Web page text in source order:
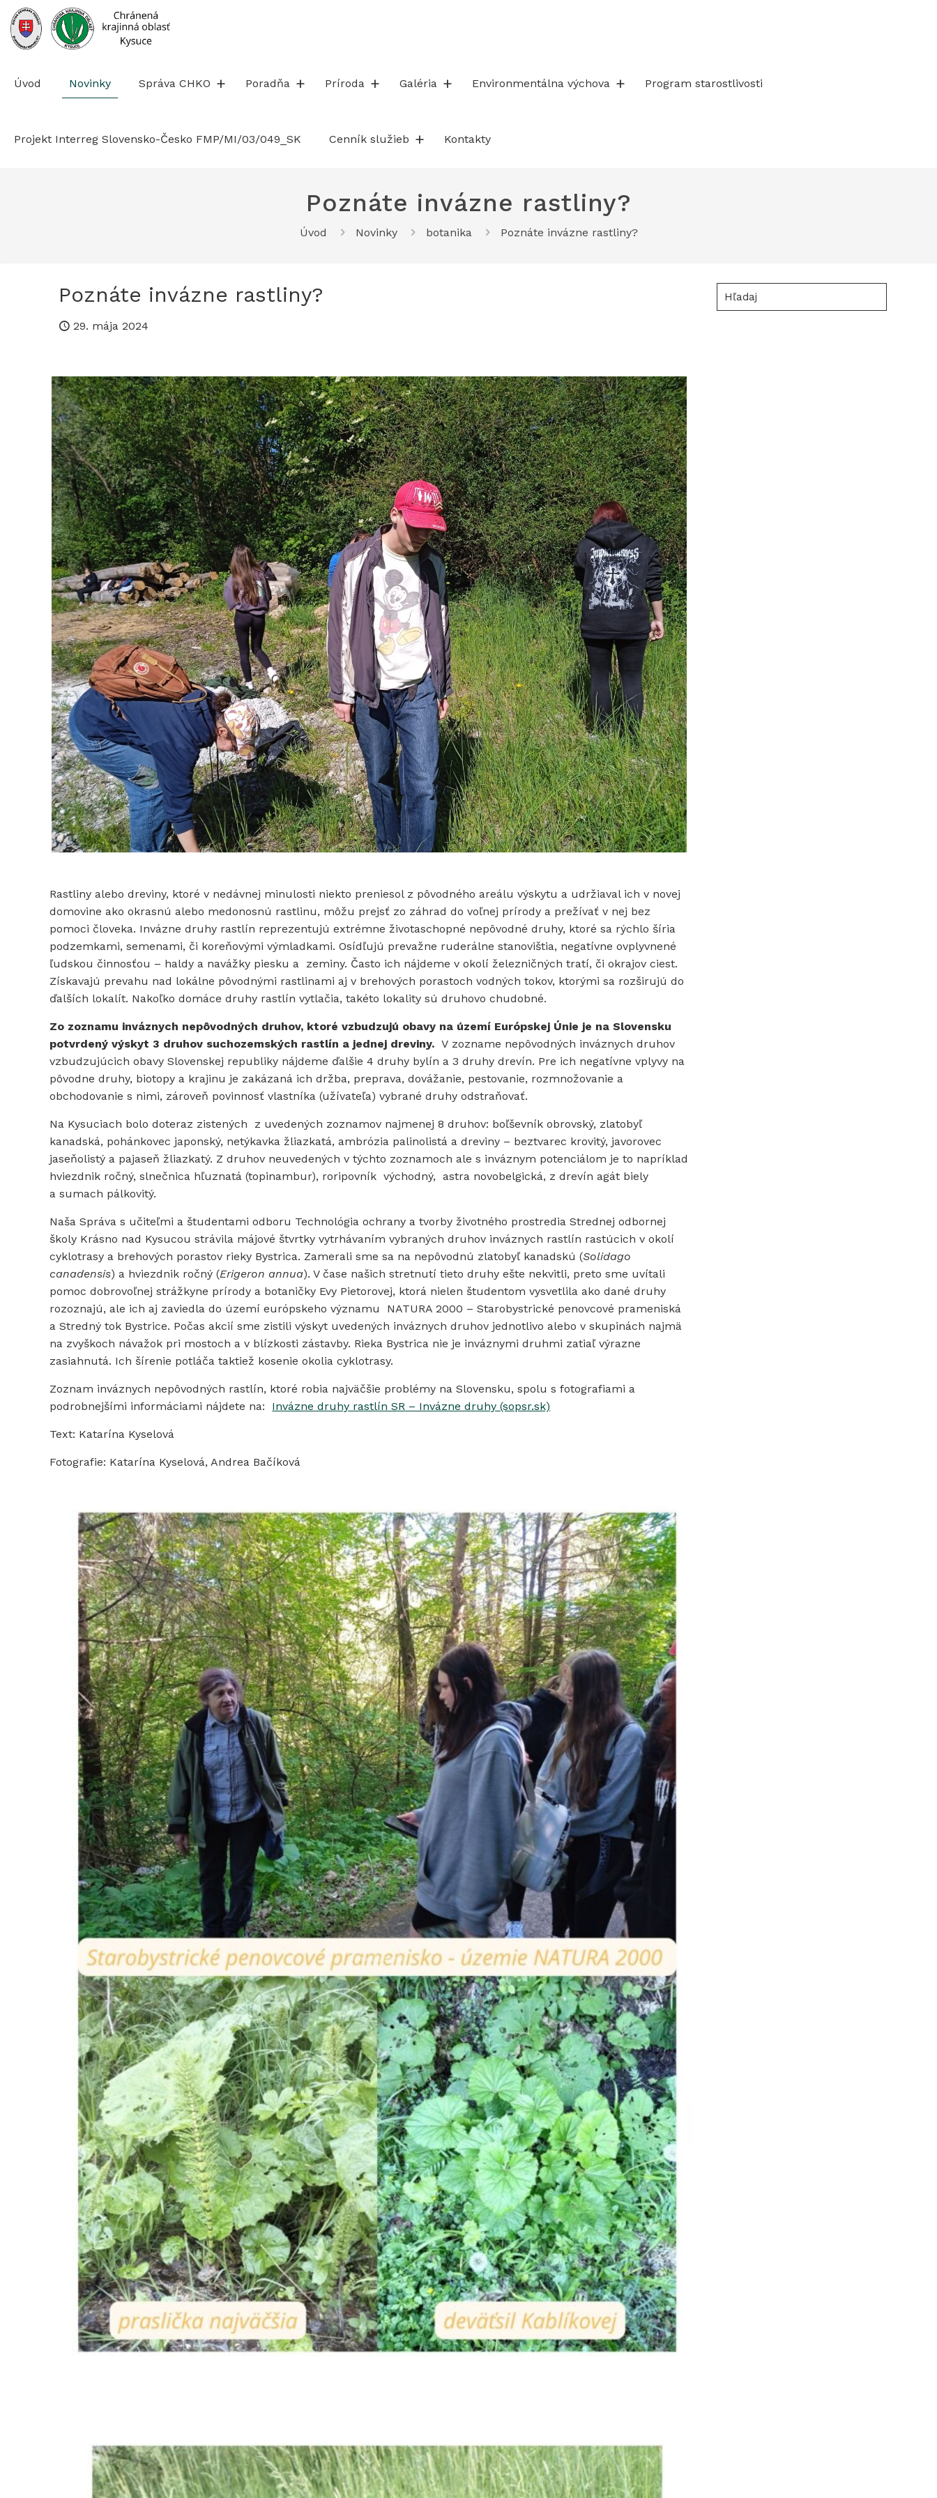
Prejsť
na
obsah
Úvod Novinky Správa CHKO Poradňa Príroda Galéria Environmentálna výchova Program starostlivosti
Projekt Interreg Slovensko-Česko FMP/MI/03/049_SK Cenník služieb Kontakty
Poznáte invázne rastliny?
Úvod Novinky botanika Poznáte invázne rastliny?
Poznáte invázne rastliny?
29. mája 2024
Rastliny alebo dreviny, ktoré v nedávnej minulosti niekto preniesol z pôvodného areálu výskytu a udržiaval ich v novej
domovine ako okrasnú alebo medonosnú rastlinu, môžu prejsť zo záhrad do voľnej prírody a prežívať v nej bez
pomoci človeka. Invázne druhy rastlín reprezentujú extrémne životaschopné nepôvodné druhy, ktoré sa rýchlo šíria
podzemkami, semenami, či koreňovými výmladkami. Osídľujú prevažne ruderálne stanovištia, negatívne ovplyvnené
ľudskou činnosťou – haldy a navážky piesku a zeminy. Často ich nájdeme v okolí železničných tratí, či okrajov ciest.
Získavajú prevahu nad lokálne pôvodnými rastlinami aj v brehových porastoch vodných tokov, ktorými sa rozširujú do
ďalších lokalít. Nakoľko domáce druhy rastlín vytlačia, takéto lokality sú druhovo chudobné.
Zo zoznamu inváznych nepôvodných druhov, ktoré vzbudzujú obavy na území Európskej Únie je na Slovensku
potvrdený výskyt 3 druhov suchozemských rastlín a jednej dreviny.V zozname nepôvodných inváznych druhov
vzbudzujúcich obavy Slovenskej republiky nájdeme ďalšie 4 druhy bylín a 3 druhy drevín. Pre ich negatívne vplyvy na
pôvodne druhy, biotopy a krajinu je zakázaná ich držba, preprava, dovážanie, pestovanie, rozmnožovanie a
obchodovanie s nimi, zároveň povinnosť vlastníka (užívateľa) vybrané druhy odstraňovať.
Na Kysuciach bolo doteraz zistených z uvedených zoznamov najmenej 8 druhov: boľševník obrovský, zlatobyľ
kanadská, pohánkovec japonský, netýkavka žliazkatá, ambrózia palinolistá a dreviny – beztvarec krovitý, javorovec
jaseňolistý a pajaseň žliazkatý. Z druhov neuvedených v týchto zoznamoch ale s inváznym potenciálom je to napríklad
hviezdnik ročný, slnečnica hľuznatá (topinambur), roripovník východný, astra novobelgická, z drevín agát biely
a sumach pálkovitý.
Naša Správa s učiteľmi a študentami odboru Technológia ochrany a tvorby životného prostredia Strednej odbornej
školy Krásno nad Kysucou strávila májové štvrtky vytrhávaním vybraných druhov inváznych rastlín rastúcich v okolí
cyklotrasy a brehových porastov rieky Bystrica. Zamerali sme sa na nepôvodnú zlatobyľ kanadskú (Solidago
canadensis) a hviezdnik ročný (Erigeron annua). V čase našich stretnutí tieto druhy ešte nekvitli, preto sme uvítali
pomoc dobrovoľnej strážkyne prírody a botaničky Evy Pietorovej, ktorá nielen študentom vysvetlila ako dané druhy
rozoznajú, ale ich aj zaviedla do území európskeho významu NATURA 2000 – Starobystrické penovcové prameniská
a Stredný tok Bystrice. Počas akcií sme zistili výskyt uvedených inváznych druhov jednotlivo alebo v skupinách najmä
na zvyškoch návažok pri mostoch a v blízkosti zástavby. Rieka Bystrica nie je inváznymi druhmi zatiaľ výrazne
zasiahnutá. Ich šírenie potláča taktiež kosenie okolia cyklotrasy.
Zoznam inváznych nepôvodných rastlín, ktoré robia najväčšie problémy na Slovensku, spolu s fotografiami a
podrobnejšími informáciami nájdete na: Invázne druhy rastlín SR – Invázne druhy (sopsr.sk)
Text: Katarína Kyselová
Fotografie: Katarína Kyselová, Andrea Bačíková
Hľadaj